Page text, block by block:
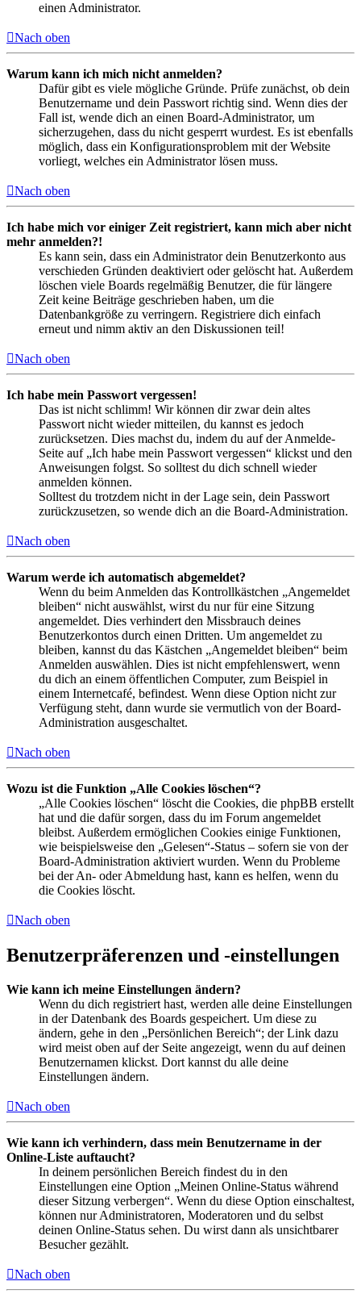
einen Administrator.
Nach oben
Warum kann ich mich nicht anmelden?
Dafür gibt es viele mögliche Gründe. Prüfe zunächst, ob dein
Benutzername und dein Passwort richtig sind. Wenn dies der
Fall ist, wende dich an einen Board-Administrator, um
sicherzugehen, dass du nicht gesperrt wurdest. Es ist ebenfalls
möglich, dass ein Konfigurationsproblem mit der Website
vorliegt, welches ein Administrator lösen muss.
Nach oben
Ich habe mich vor einiger Zeit registriert, kann mich aber nicht
mehr anmelden?!
Es kann sein, dass ein Administrator dein Benutzerkonto aus
verschieden Gründen deaktiviert oder gelöscht hat. Außerdem
löschen viele Boards regelmäßig Benutzer, die für längere
Zeit keine Beiträge geschrieben haben, um die
Datenbankgröße zu verringern. Registriere dich einfach
erneut und nimm aktiv an den Diskussionen teil!
Nach oben
Ich habe mein Passwort vergessen!
Das ist nicht schlimm! Wir können dir zwar dein altes
Passwort nicht wieder mitteilen, du kannst es jedoch
zurücksetzen. Dies machst du, indem du auf der Anmelde-
Seite auf „Ich habe mein Passwort vergessen“ klickst und den
Anweisungen folgst. So solltest du dich schnell wieder
anmelden können.
Solltest du trotzdem nicht in der Lage sein, dein Passwort
zurückzusetzen, so wende dich an die Board-Administration.
Nach oben
Warum werde ich automatisch abgemeldet?
Wenn du beim Anmelden das Kontrollkästchen „Angemeldet
bleiben“ nicht auswählst, wirst du nur für eine Sitzung
angemeldet. Dies verhindert den Missbrauch deines
Benutzerkontos durch einen Dritten. Um angemeldet zu
bleiben, kannst du das Kästchen „Angemeldet bleiben“ beim
Anmelden auswählen. Dies ist nicht empfehlenswert, wenn
du dich an einem öffentlichen Computer, zum Beispiel in
einem Internetcafé, befindest. Wenn diese Option nicht zur
Verfügung steht, dann wurde sie vermutlich von der Board-
Administration ausgeschaltet.
Nach oben
Wozu ist die Funktion „Alle Cookies löschen“?
„Alle Cookies löschen“ löscht die Cookies, die phpBB erstellt
hat und die dafür sorgen, dass du im Forum angemeldet
bleibst. Außerdem ermöglichen Cookies einige Funktionen,
wie beispielsweise den „Gelesen“-Status – sofern sie von der
Board-Administration aktiviert wurden. Wenn du Probleme
bei der An- oder Abmeldung hast, kann es helfen, wenn du
die Cookies löscht.
Nach oben
Benutzerpräferenzen und -einstellungen
Wie kann ich meine Einstellungen ändern?
Wenn du dich registriert hast, werden alle deine Einstellungen
in der Datenbank des Boards gespeichert. Um diese zu
ändern, gehe in den „Persönlichen Bereich“; der Link dazu
wird meist oben auf der Seite angezeigt, wenn du auf deinen
Benutzernamen klickst. Dort kannst du alle deine
Einstellungen ändern.
Nach oben
Wie kann ich verhindern, dass mein Benutzername in der
Online-Liste auftaucht?
In deinem persönlichen Bereich findest du in den
Einstellungen eine Option „Meinen Online-Status während
dieser Sitzung verbergen“. Wenn du diese Option einschaltest,
können nur Administratoren, Moderatoren und du selbst
deinen Online-Status sehen. Du wirst dann als unsichtbarer
Besucher gezählt.
Nach oben